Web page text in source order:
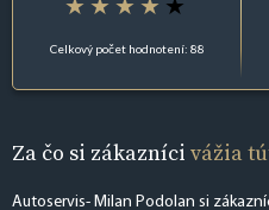
Celkový počet hodnotení: 88
Za čo si zákazníci vážia
Autoservis- Milan Podolan si